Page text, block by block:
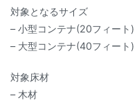
対象となるサイズ
– 小型コンテナ(20フィート)
– 大型コンテナ(40フィート)
対象床材
– 木材